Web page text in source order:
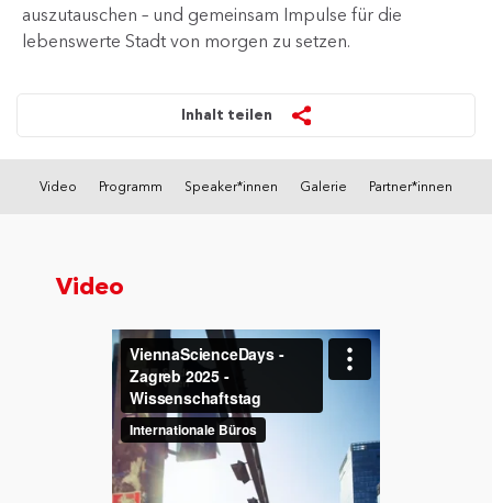
auszutauschen – und gemeinsam Impulse für die
lebenswerte Stadt von morgen zu setzen.
Inhalt teilen
Video Programm Speaker*innen Galerie Partner*innen
Video